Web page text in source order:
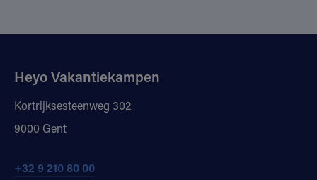
Heyo Vakantiekampen
Kortrijksesteenweg 302
9000 Gent
+32 9 210 80 00